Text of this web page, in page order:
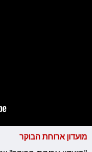
מועדון ארוחת הבוקר